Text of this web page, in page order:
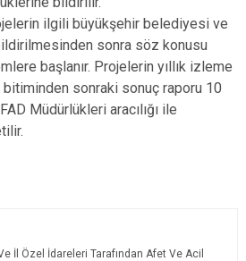
ilgili büyükşehir belediyesi ve
sonra söz konusu
başlanır. Projelerin yıllık izleme
sonraki sonuç raporu 10
Müdürlükleri aracılığı ile
İl Özel İdareleri Tarafından Afet Ve Acil